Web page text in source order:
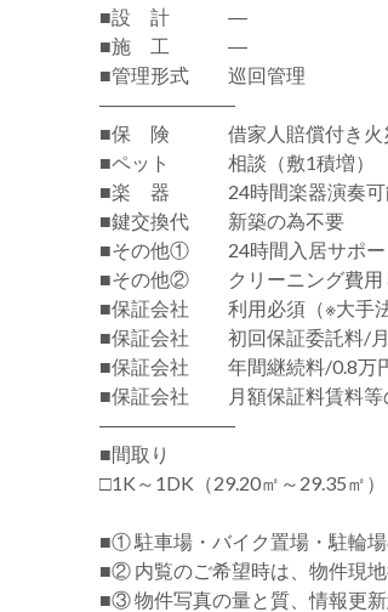
■設 計 ―
■施 工 ―
■管理形式 巡回管理
―――――――
■保 険 借家人賠償付き火災
■ペット 相談（敷1積増）
■楽 器 24時間楽器演奏可
■鍵交換代 新築の為不要
■その他① 24時間入居サポー
■その他② クリーニング費用
■保証会社 利用必須（※大手法
■保証会社 初回保証委託料/月
■保証会社 年間継続料/0.8万
■保証会社 月額保証料賃料等
―――――――
■間取り
□1K～1DK（29.20㎡～29.35㎡）
■① 駐車場・バイク置場・駐輪場
■② 内覧のご希望時は、物件現地
■③ 物件写真の量と質、情報更新